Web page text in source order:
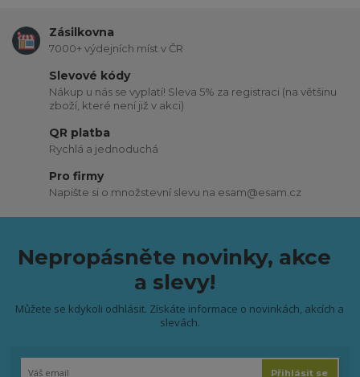
Zásilkovna
7000+ výdejních míst v ČR
Slevové kódy
Nákup u nás se vyplatí! Sleva 5% za registraci (na většinu
zboží, které není již v akci)
QR platba
Rychlá a jednoduchá
Pro firmy
Napište si o množstevní slevu na esam@esam.cz
Nepropásněte novinky, akce
a slevy!
Můžete se kdykoli odhlásit. Získáte informace o novinkách, akcích a
slevách.
Přihlásit se